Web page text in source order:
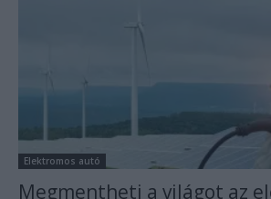
Elektromos autó
Megmentheti a világot az